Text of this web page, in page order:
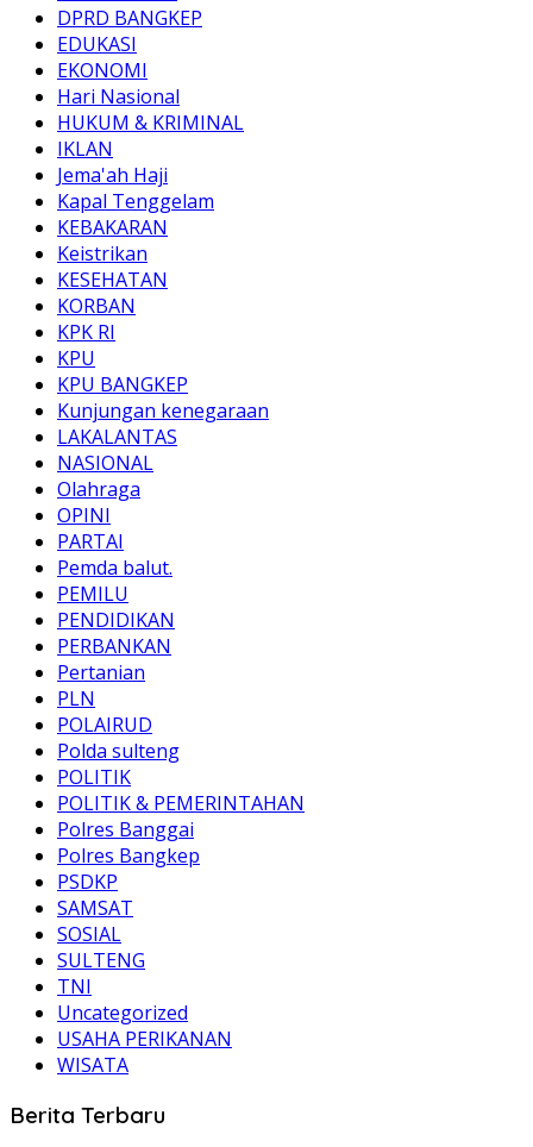
DPRD BANGKEP
EDUKASI
EKONOMI
Hari Nasional
HUKUM & KRIMINAL
IKLAN
Jema'ah Haji
Kapal Tenggelam
KEBAKARAN
Keistrikan
KESEHATAN
KORBAN
KPK RI
KPU
KPU BANGKEP
Kunjungan kenegaraan
LAKALANTAS
NASIONAL
Olahraga
OPINI
PARTAI
Pemda balut.
PEMILU
PENDIDIKAN
PERBANKAN
Pertanian
PLN
POLAIRUD
Polda sulteng
POLITIK
POLITIK & PEMERINTAHAN
Polres Banggai
Polres Bangkep
PSDKP
SAMSAT
SOSIAL
SULTENG
TNI
Uncategorized
USAHA PERIKANAN
WISATA
Berita Terbaru